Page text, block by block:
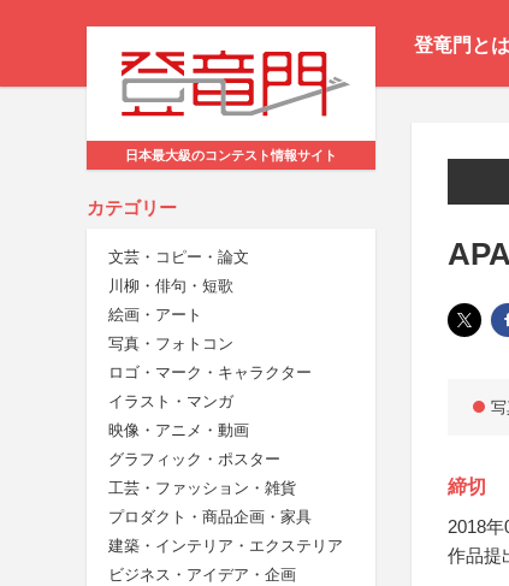
登竜門とは
日本最大級のコンテスト情報サイト
カテゴリー
文芸・コピー・論文
川柳・俳句・短歌
絵画・アート
写真・フォトコン
ロゴ・マーク・キャラクター
イラスト・マンガ
映像・アニメ・動画
グラフィック・ポスター
工芸・ファッション・雑貨
プロダクト・商品企画・家具
建築・インテリア・エクステリア
ビジネス・アイデア・企画
締切
2018
作品提